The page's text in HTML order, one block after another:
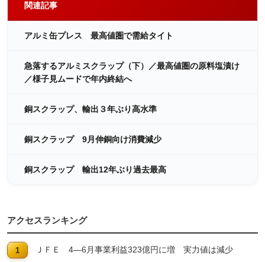
関連記事
アルミ缶プレス 最高値圏で需給タイト
急落するアルミスクラップ（下）／最高値圏の原料塩漬け
／様子見ムードで年内終結へ
銅スクラップ、輸出３年ぶり高水準
銅スクラップ 9月伸銅向け消費減少
銅スクラップ 輸出12年ぶり過去最高
アクセスランキング
ＪＦＥ 4―6月事業利益323億円に増 実力値は減少